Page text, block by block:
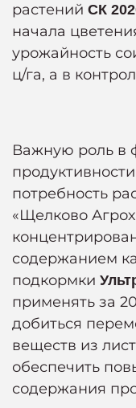
растений СК
начала
урожайность
ц/га, а в
Важную роль в
потребность
«Щелково
содержанием
подкормки
применять за
добиться
веществ из
обеспечить
содержания